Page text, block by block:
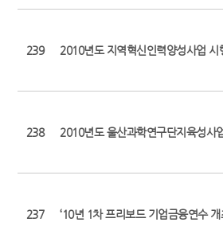
239 2010년도 지역혁신인력양성사업 시
238 2010년도 울산과학연구단지육성사
237 ‘10년 1차 프리보드 기업금융연수 개